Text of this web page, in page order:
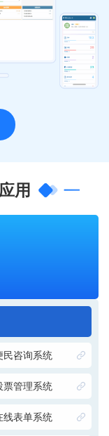
用
民咨询系统
票管理系统
线表单系统